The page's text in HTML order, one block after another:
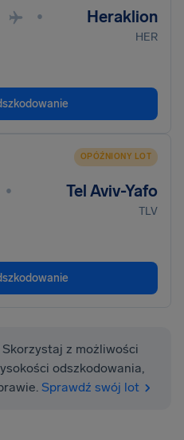
• Heraklion
HER
OPÓŹNIONY LOT
• Tel Aviv-Yafo
TLV
z możliwości
odszkodowania,
Sprawdź swój lot